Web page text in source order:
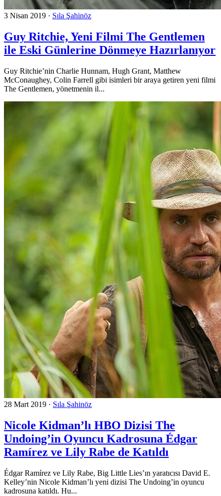
3 Nisan 2019 · Sıla Şahinöz
Guy Ritchie, Yeni Filmi The Gentlemen
ile Eski Günlerine Dönmeye Hazırlanıyor
Guy Ritchie’nin Charlie Hunnam, Hugh Grant, Matthew
McConaughey, Colin Farrell gibi isimleri bir araya getiren yeni filmi
The Gentlemen, yönetmenin il...
28 Mart 2019 · Sıla Şahinöz
Nicole Kidman’lı HBO Dizisi The
Undoing’in Oyuncu Kadrosuna Édgar
Ramírez ve Lily Rabe de Katıldı
Édgar Ramírez ve Lily Rabe, Big Little Lies’ın yaratıcısı David E.
Kelley’nin Nicole Kidman’lı yeni dizisi The Undoing’in oyuncu
kadrosuna katıldı. Hu...